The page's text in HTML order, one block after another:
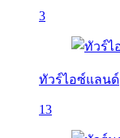
3
ทัวร์ไอซ์แลนด์
13